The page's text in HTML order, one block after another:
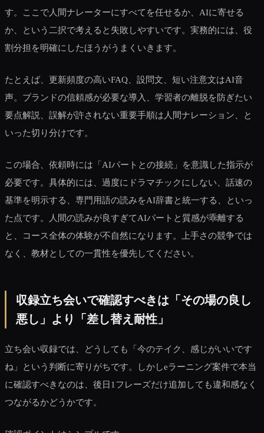
す。ここで人間ナレーターにすべてを任せるか、AIに寄せる
か、という二択で考えると失敗しやすいです。実務的には、役
割分担を明確にしたほうがうまくいきます。
たとえば、更新頻度の高いFAQ、設問文、短い注意文はAI音
声。ブランドの信頼感が必要な導入、学習者の離脱を防ぎたい
要点解説、誤解が許されない重要手順は人間ナレーション、と
いった切り分けです。
この場合、依頼時には「AIパートとの接続」を意識した指示が
必要です。具体的には、過度にドラマチックにしない、話速の
基準を明示する、専門用語の読みをAI辞書と統一する、といっ
た点です。人間の読みが良すぎてAIパートと質感が乖離する
と、コース全体の体験が不自然になります。上手さの競争では
なく、教材としての一貫性を優先してください。
収録立ち会いで確認すべきは「その場の良し
悪し」より「差し替え耐性」
立ち会い収録では、どうしても「今のテイク、感じがいいです
ね」という判断に寄りがちです。しかしeラーニング案件で本当
に確認すべきなのは、後日1フレーズだけ追加しても違和感なく
つながるかどうかです。